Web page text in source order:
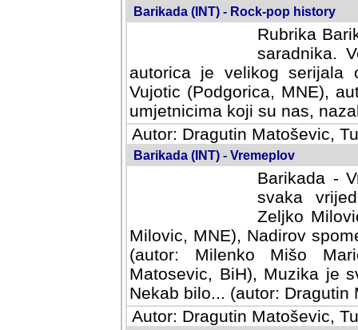
Barikada (INT) - Rock-pop history
Rubrika
saradnika.
autorica je velikog serijala
Vujotic (Podgorica, MNE),
umjetnicima koji su nas,
Autor: Dragutin Matoševic,
Barikada (INT) - Vremeplov
Barikada -
svaka
Milovic,
MNE), Nadirov spomenar
Milenko Mišo Maric, UK),
Muzika je svirala (autor:
(autor: Dragutin Matosevic,
Autor: Dragutin Matoševic,